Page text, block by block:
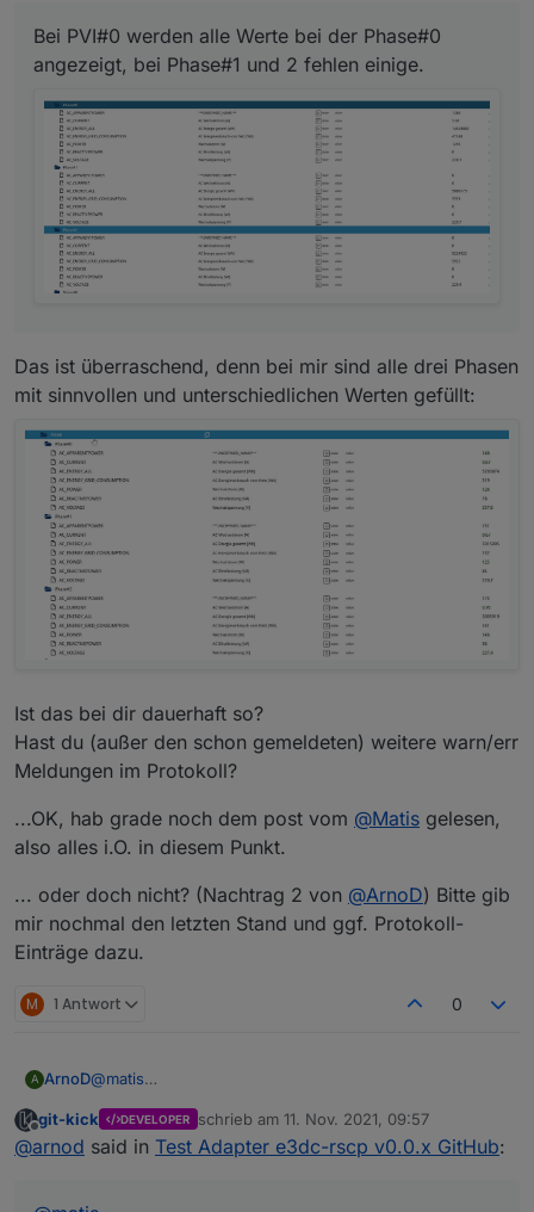
Bei PVI#0 werden alle Werte bei der Phase#0
angezeigt, bei Phase#1 und 2 fehlen einige.
Das ist überraschend, denn bei mir sind alle drei Phasen
mit sinnvollen und unterschiedlichen Werten gefüllt:
Ist das bei dir dauerhaft so?
Hast du (außer den schon gemeldeten) weitere warn/err
Meldungen im Protokoll?
...OK, hab grade noch dem post vom @Matis gelesen,
also alles i.O. in diesem Punkt.
... oder doch nicht? (Nachtrag 2 von @ArnoD) Bitte gib
mir nochmal den letzten Stand und ggf. Protokoll-
Einträge dazu.
M 1 Antwort 0
A ArnoD@matis
habe RSCPGui gleichzeitig offen, um die Werte zu
vergleichen.
Bin aber wirklich begeistert, was Uli hier in so kurzer
Zeit geschafft hat, Respekt für diese Leistung
Offline
git-kick DEVELOPER schrieb am 11. Nov. 2021, 09:57
zuletzt editiert von
@arnod said in Test Adapter e3dc-rscp v0.0.x GitHub: